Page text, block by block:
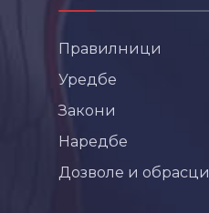
Правилници
Уредбе
Закони
Наредбе
Дозволе и обрасци